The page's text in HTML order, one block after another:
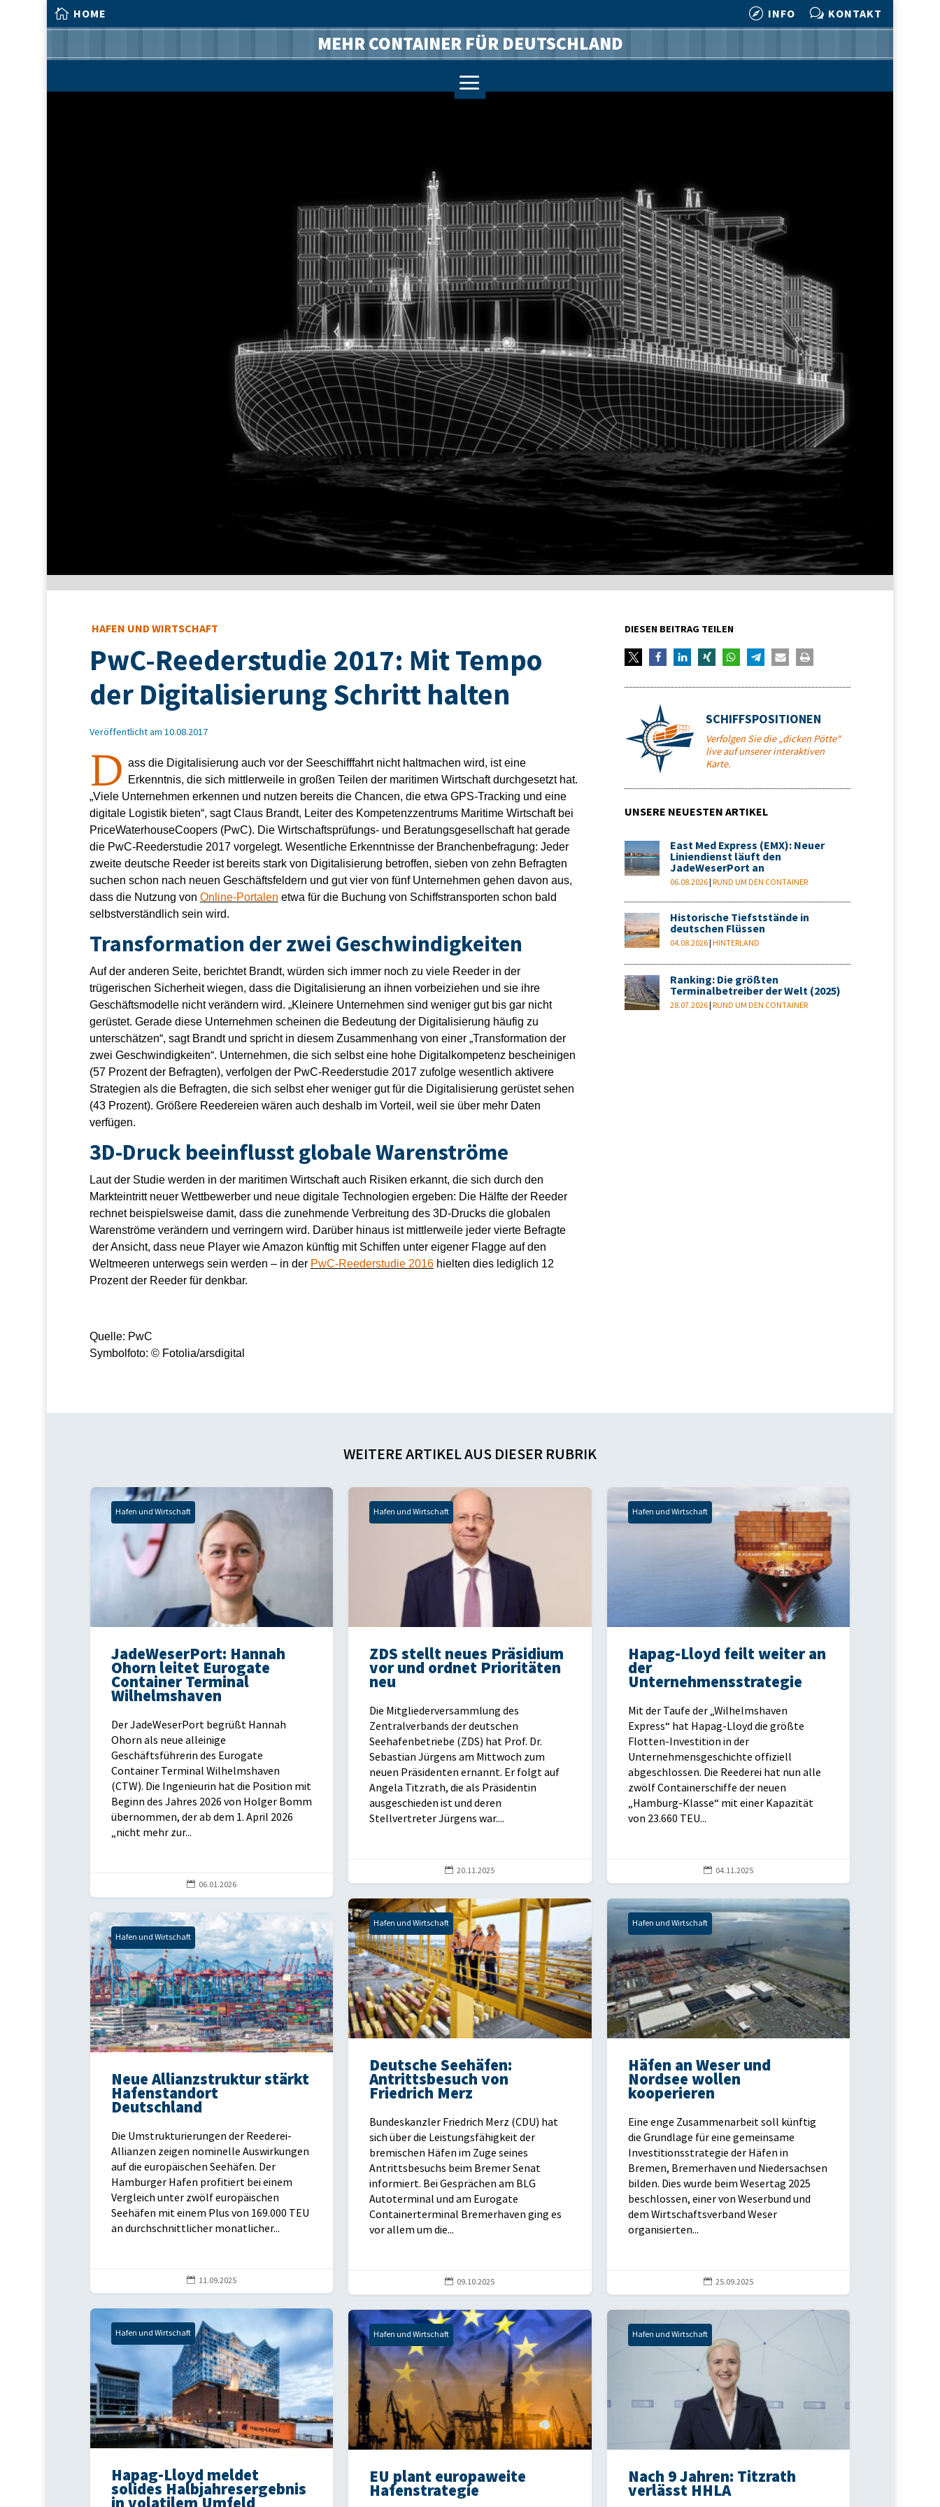
 HOME  INFO w KONTAKT
MEHR CONTAINER FÜR DEUTSCHLAND
a
HAFEN UND WIRTSCHAFT
PwC-Reederstudie 2017: Mit Tempo
der Digitalisierung Schritt halten
Veröffentlicht am 10.08.2017
D ass die Digitalisierung auch vor der Seeschifffahrt nicht haltmachen wird, ist eine
Erkenntnis, die sich mittlerweile in großen Teilen der maritimen Wirtschaft durchgesetzt hat.
„Viele Unternehmen erkennen und nutzen bereits die Chancen, die etwa GPS-Tracking und eine
digitale Logistik bieten“, sagt Claus Brandt, Leiter des Kompetenzzentrums Maritime Wirtschaft bei
PriceWaterhouseCoopers (PwC). Die Wirtschaftsprüfungs- und Beratungsgesellschaft hat gerade
die PwC-Reederstudie 2017 vorgelegt. Wesentliche Erkenntnisse der Branchenbefragung: Jeder
zweite deutsche Reeder ist bereits stark von Digitalisierung betroffen, sieben von zehn Befragten
suchen schon nach neuen Geschäftsfeldern und gut vier von fünf Unternehmen gehen davon aus,
dass die Nutzung von Online-Portalen etwa für die Buchung von Schiffstransporten schon bald
selbstverständlich sein wird.
Transformation der zwei Geschwindigkeiten
Auf der anderen Seite, berichtet Brandt, würden sich immer noch zu viele Reeder in der
trügerischen Sicherheit wiegen, dass die Digitalisierung an ihnen vorbeiziehen und sie ihre
Geschäftsmodelle nicht verändern wird. „Kleinere Unternehmen sind weniger gut bis gar nicht
gerüstet. Gerade diese Unternehmen scheinen die Bedeutung der Digitalisierung häufig zu
unterschätzen“, sagt Brandt und spricht in diesem Zusammenhang von einer „Transformation der
zwei Geschwindigkeiten“. Unternehmen, die sich selbst eine hohe Digitalkompetenz bescheinigen
(57 Prozent der Befragten), verfolgen der PwC-Reederstudie 2017 zufolge wesentlich aktivere
Strategien als die Befragten, die sich selbst eher weniger gut für die Digitalisierung gerüstet sehen
(43 Prozent). Größere Reedereien wären auch deshalb im Vorteil, weil sie über mehr Daten
verfügen.
3D-Druck beeinflusst globale Warenströme
Laut der Studie werden in der maritimen Wirtschaft auch Risiken erkannt, die sich durch den
Markteintritt neuer Wettbewerber und neue digitale Technologien ergeben: Die Hälfte der Reeder
rechnet beispielsweise damit, dass die zunehmende Verbreitung des 3D-Drucks die globalen
Warenströme verändern und verringern wird. Darüber hinaus ist mittlerweile jeder vierte Befragte
der Ansicht, dass neue Player wie Amazon künftig mit Schiffen unter eigener Flagge auf den
Weltmeeren unterwegs sein werden – in der PwC-Reederstudie 2016hielten dies lediglich 12
Prozent der Reeder für denkbar.
Quelle: PwC
Symbolfoto: © Fotolia/arsdigital
DIESEN BEITRAG TEILEN
SCHIFFSPOSITIONEN
Verfolgen Sie die „dicken Pötte“
live auf unserer interaktiven
Karte.
UNSERE NEUESTEN ARTIKEL
East Med Express (EMX): Neuer
Liniendienst läuft den
JadeWeserPort an
06.08.2026 |RUND UM DEN CONTAINER
Historische Tiefststände in
deutschen Flüssen
04.08.2026 |HINTERLAND
Ranking: Die größten
Terminalbetreiber der Welt (2025)
28.07.2026 |RUND UM DEN CONTAINER
WEITERE ARTIKEL AUS DIESER RUBRIK
Hafen und Wirtschaft
JadeWeserPort: Hannah
Ohorn leitet Eurogate
Container Terminal
Wilhelmshaven
Der JadeWeserPort begrüßt Hannah
Ohorn als neue alleinige
Geschäftsführerin des Eurogate
Container Terminal Wilhelmshaven
(CTW). Die Ingenieurin hat die Position mit
Beginn des Jahres 2026 von Holger Bomm
übernommen, der ab dem 1. April 2026
„nicht mehr zur...
 06.01.2026
Hafen und Wirtschaft
ZDS stellt neues Präsidium
vor und ordnet Prioritäten
neu
Die Mitgliederversammlung des
Zentralverbands der deutschen
Seehafenbetriebe (ZDS) hat Prof. Dr.
Sebastian Jürgens am Mittwoch zum
neuen Präsidenten ernannt. Er folgt auf
Angela Titzrath, die als Präsidentin
ausgeschieden ist und deren
Stellvertreter Jürgens war....
 20.11.2025
Hafen und Wirtschaft
Hapag-Lloyd feilt weiter an
der
Unternehmensstrategie
Mit der Taufe der „Wilhelmshaven
Express“ hat Hapag-Lloyd die größte
Flotten-Investition in der
Unternehmensgeschichte offiziell
abgeschlossen. Die Reederei hat nun alle
zwölf Containerschiffe der neuen
„Hamburg-Klasse“ mit einer Kapazität
von 23.660 TEU...
 04.11.2025
Hafen und Wirtschaft
Deutsche Seehäfen:
Antrittsbesuch von
Friedrich Merz
Bundeskanzler Friedrich Merz (CDU) hat
sich über die Leistungsfähigkeit der
bremischen Häfen im Zuge seines
Antrittsbesuchs beim Bremer Senat
informiert. Bei Gesprächen am BLG
Autoterminal und am Eurogate
Containerterminal Bremerhaven ging es
vor allem um die...
 09.10.2025
Hafen und Wirtschaft
Häfen an Weser und
Nordsee wollen
kooperieren
Eine enge Zusammenarbeit soll künftig
die Grundlage für eine gemeinsame
Investitionsstrategie der Häfen in
Bremen, Bremerhaven und Niedersachsen
bilden. Dies wurde beim Wesertag 2025
beschlossen, einer von Weserbund und
dem Wirtschaftsverband Weser
organisierten...
 25.09.2025
Hafen und Wirtschaft
Neue Allianzstruktur stärkt
Hafenstandort
Deutschland
Die Umstrukturierungen der Reederei-
Allianzen zeigen nominelle Auswirkungen
auf die europäischen Seehäfen. Der
Hamburger Hafen profitiert bei einem
Vergleich unter zwölf europäischen
Seehäfen mit einem Plus von 169.000 TEU
an durchschnittlicher monatlicher...
 11.09.2025
Hafen und Wirtschaft
Hapag-Lloyd meldet
solides Halbjahresergebnis
Hafen und Wirtschaft
EU plant europaweite
Hafenstrategie
Hafen und Wirtschaft
Nach 9 Jahren: Titzrath
verlässt HHLA